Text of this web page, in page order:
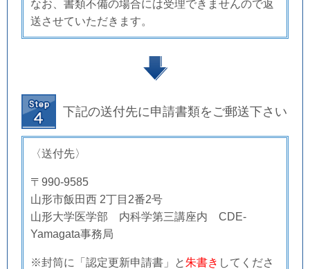
なお、書類不備の場合には受理できませんので返
送させていただきます。
下記の送付先に申請書類をご郵送下さい
〈送付先〉
〒 990-9585
山形市飯田西 2丁目2番2号
山形大学医学部 内科学第三講座内 CDE‐
Yamagata事務局
※封筒に「認定更新申請書」と朱書き してくださ